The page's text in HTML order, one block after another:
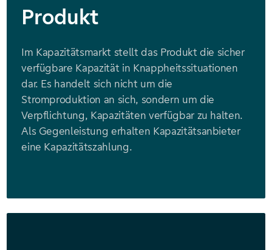
Produkt
Im Kapazitätsmarkt stellt das Produkt die sicher
verfügbare Kapazität in Knappheitssituationen
dar. Es handelt sich nicht um die
Stromproduktion an sich, sondern um die
Verpflichtung, Kapazitäten verfügbar zu halten.
Als Gegenleistung erhalten Kapazitätsanbieter
eine Kapazitätszahlung.